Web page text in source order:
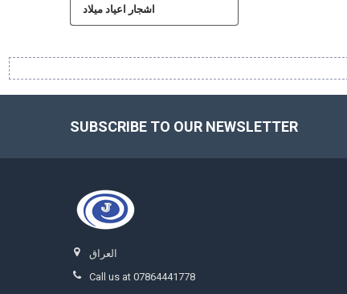
اشجار اعياد ميلاد
SUBSCRIBE TO OUR NEWSLETTER
العراق
Call us at 07864441778